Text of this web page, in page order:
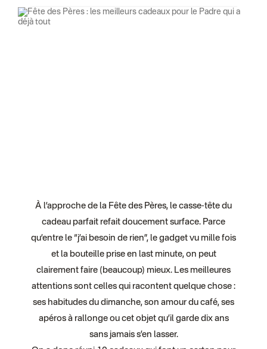
À l’approche de la Fête des Pères, le casse-tête du
cadeau parfait refait doucement surface. Parce
qu’entre le “j’ai besoin de rien”, le gadget vu mille fois
et la bouteille prise en last minute, on peut
clairement faire (beaucoup) mieux. Les meilleures
attentions sont celles qui racontent quelque chose :
ses habitudes du dimanche, son amour du café, ses
apéros à rallonge ou cet objet qu’il garde dix ans
sans jamais s’en lasser.